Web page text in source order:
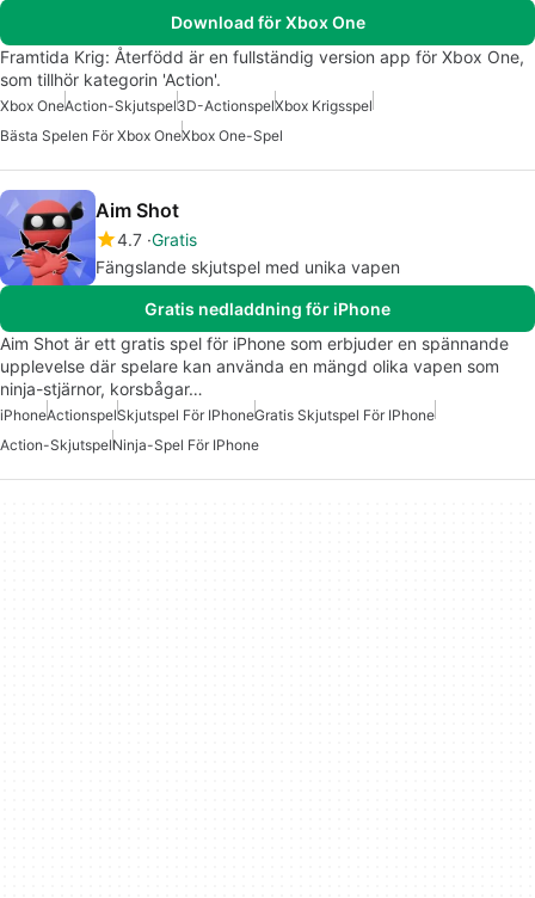
Download för Xbox One
Framtida Krig: Återfödd är en fullständig version app för Xbox One,
som tillhör kategorin 'Action'.
Xbox OneAction-Skjutspel3D-ActionspelXbox Krigsspel
Bästa Spelen För Xbox OneXbox One-Spel
Aim Shot
4.7 Gratis
Fängslande skjutspel med unika vapen
Gratis nedladdning för iPhone
Aim Shot är ett gratis spel för iPhone som erbjuder en spännande
upplevelse där spelare kan använda en mängd olika vapen som
ninja-stjärnor, korsbågar…
iPhoneActionspelSkjutspel För IPhoneGratis Skjutspel För IPhone
Action-SkjutspelNinja-Spel För IPhone